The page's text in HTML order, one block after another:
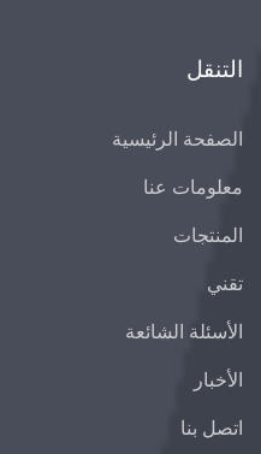
التنقل
الصفحة الرئيسية
معلومات عنا
المنتجات
تقني
الأسئلة الشائعة
الأخبار
اتصل بنا